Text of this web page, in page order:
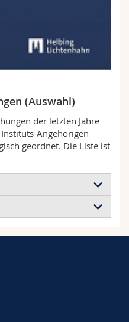
(Auswahl)
der letzten Jahre
Angehörigen
geordnet. Die Liste ist